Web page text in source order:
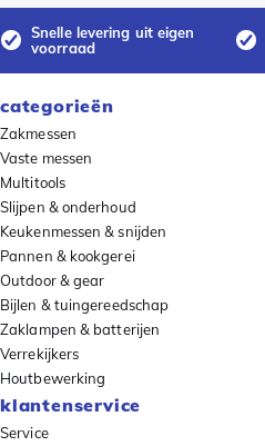
Snelle levering uit eigen
voorraad
categorieën
Zakmessen
Vaste messen
Multitools
Slijpen & onderhoud
Keukenmessen & snijden
Pannen & kookgerei
Outdoor & gear
Bijlen & tuingereedschap
Zaklampen & batterijen
Verrekijkers
Houtbewerking
klantenservice
Service